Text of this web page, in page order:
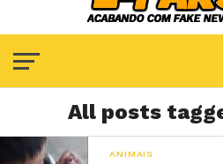
All posts
ANIMAIS